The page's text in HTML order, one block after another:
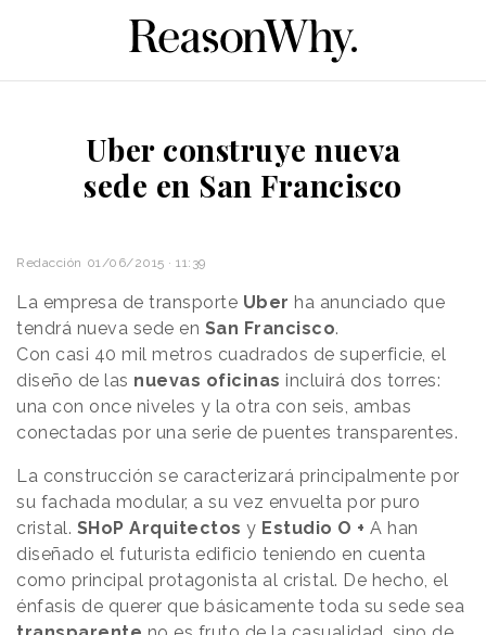
Uber construye nueva
sede en San Francisco
Redacción 01/06/2015 · 11:39
La empresa de transporte Uber ha anunciado que
tendrá nueva sede en San Francisco.
Con casi 40 mil metros cuadrados de superficie, el
diseño de las nuevas oficinas incluirá dos torres:
una con once niveles y la otra con seis, ambas
conectadas por una serie de puentes transparentes.
La construcción se caracterizará principalmente por
su fachada modular, a su vez envuelta por puro
cristal. SHoP Arquitectos y Estudio O + A han
diseñado el futurista edificio teniendo en cuenta
como principal protagonista al cristal. De hecho, el
énfasis de querer que básicamente toda su sede sea